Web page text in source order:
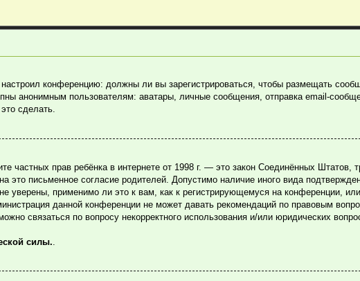
конференцию: должны ли вы зарегистрироваться, чтобы размещать
анонимным пользователям: аватары, личные сообщения, отправка email-
сделать.
частных прав ребёнка в интернете от 1998 г. — это закон Соединённых Штатов,
письменное согласие родителей. Допустимо наличие иного вида
применимо ли это к вам, как к регистрирующемуся на конференции,
данной конференции не может давать рекомендаций по правовым
связаться по вопросу некорректного использования и/или юридических
силы.